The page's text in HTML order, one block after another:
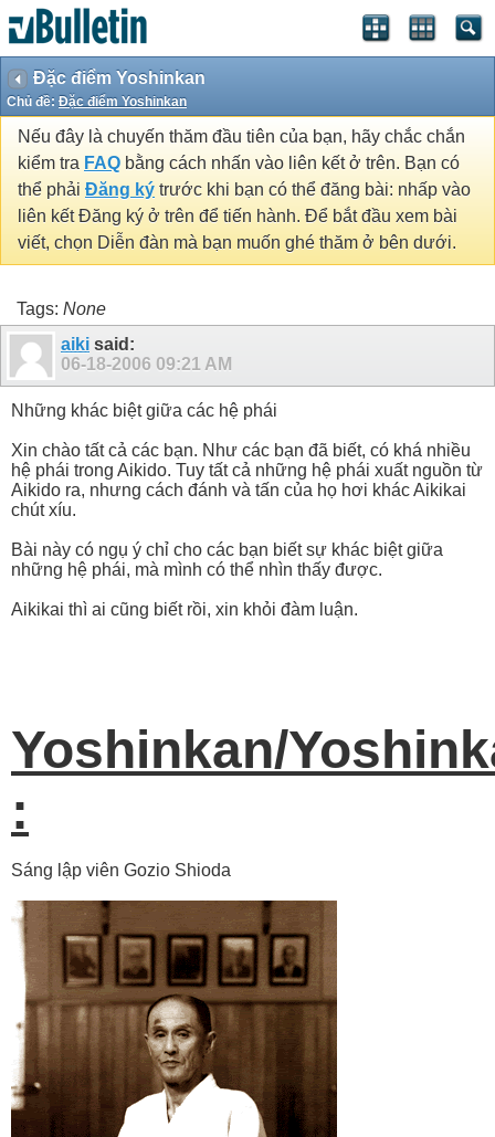
Đặc điểm Yoshinkan
Chủ đề: Đặc điểm Yoshinkan
Nếu đây là chuyến thăm đầu tiên của bạn, hãy chắc chắn
kiểm tra FAQ bằng cách nhấn vào liên kết ở trên. Bạn có
thể phải Đăng ký trước khi bạn có thể đăng bài: nhấp vào
liên kết Đăng ký ở trên để tiến hành. Để bắt đầu xem bài
viết, chọn Diễn đàn mà bạn muốn ghé thăm ở bên dưới.
Tags: None
aiki said:
06-18-2006 09:21 AM
Những khác biệt giữa các hệ phái
Xin chào tất cả các bạn. Như các bạn đã biết, có khá nhiều
hệ phái trong Aikido. Tuy tất cả những hệ phái xuất nguồn từ
Aikido ra, nhưng cách đánh và tấn của họ hơi khác Aikikai
chút xíu.
Bài này có ngụ ý chỉ cho các bạn biết sự khác biệt giữa
những hệ phái, mà mình có thể nhìn thấy được.
Aikikai thì ai cũng biết rồi, xin khỏi đàm luận.
Yoshinkan/
:
Sáng lập viên Gozio Shioda